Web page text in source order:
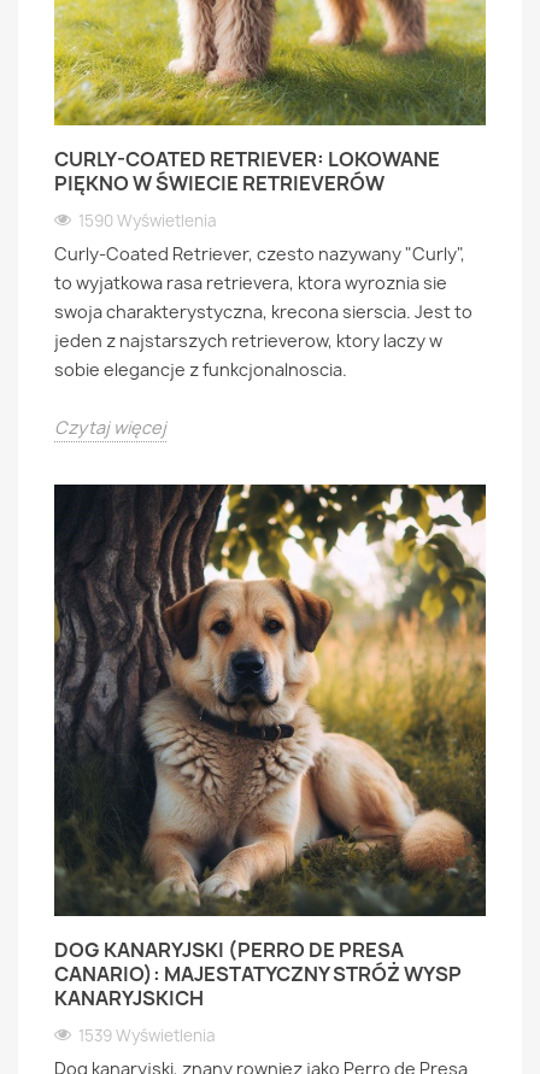
CURLY-COATED RETRIEVER: LOKOWANE
PIĘKNO W ŚWIECIE RETRIEVERÓW
1590 Wyświetlenia
Curly-Coated Retriever, czesto nazywany "Curly",
to wyjatkowa rasa retrievera, ktora wyroznia sie
swoja charakterystyczna, krecona sierscia. Jest to
jeden z najstarszych retrieverow, ktory laczy w
sobie elegancje z funkcjonalnoscia.
Czytaj więcej
DOG KANARYJSKI (PERRO DE PRESA
CANARIO): MAJESTATYCZNY STRÓŻ WYSP
KANARYJSKICH
1539 Wyświetlenia
Dog kanaryjski, znany rowniez jako Perro de Presa